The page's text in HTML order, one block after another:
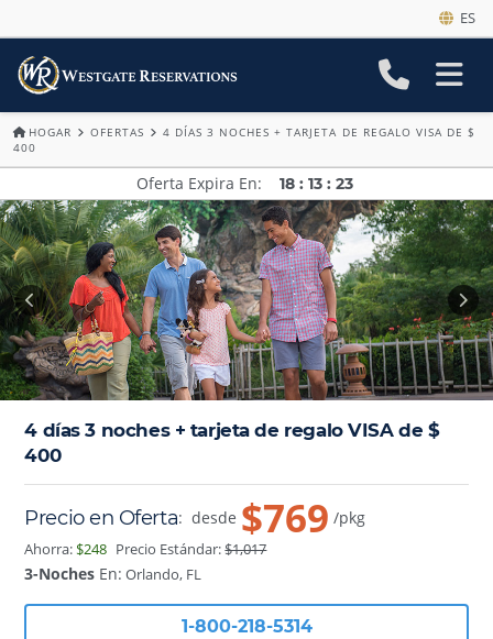
ES
HOGAR OFERTAS
4 DÍAS 3 NOCHES + TARJETA DE REGALO VISA DE $
400
Oferta Expira En 18 : 13 : 21
4 días 3 noches + tarjeta de regalo VISA de $
400
Precio en Oferta:desde $769 /pkg
Ahorra:$248 Precio Estándar:$1,017
3-Noches En: Orlando, FL
1-800-218-5314